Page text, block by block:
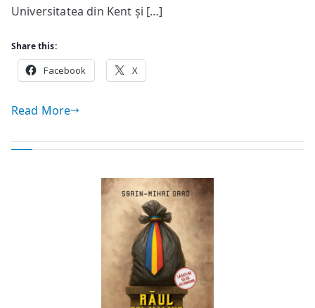
Universitatea din Kent și […]
Share this:
Facebook X
Read More